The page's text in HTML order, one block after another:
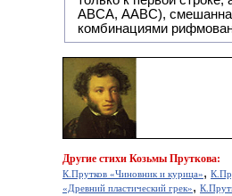
ABCA, AABC), смешанная или вольная рифмовка (рифмовка в сложных строфах с различными
комбинациями
Другие стихи Козьмы Пруткова:
К.Прутков «Чиновник и курица»,
«Древний пластический грек»,